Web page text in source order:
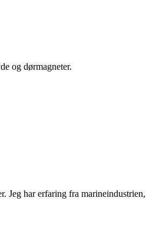
og dørmagneter.
har erfaring fra